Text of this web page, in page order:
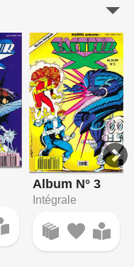
Album N° 3
Intégrale